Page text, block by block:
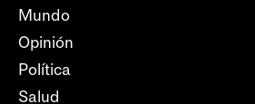
Mundo
Opinión
Política
Salud